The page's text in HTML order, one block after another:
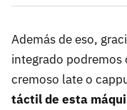
Además de eso,
integrado podremos
cremoso late o
táctil de esta